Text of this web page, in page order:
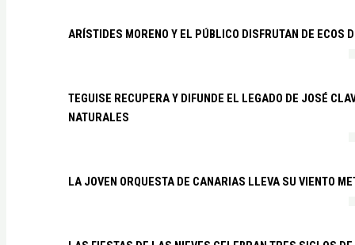
ARÍSTIDES MORENO Y EL PÚBLICO DISFRUTAN DE ECOS
TEGUISE RECUPERA Y DIFUNDE EL LEGADO DE JOSÉ
NATURALES
LA JOVEN ORQUESTA DE CANARIAS LLEVA SU VIENTO